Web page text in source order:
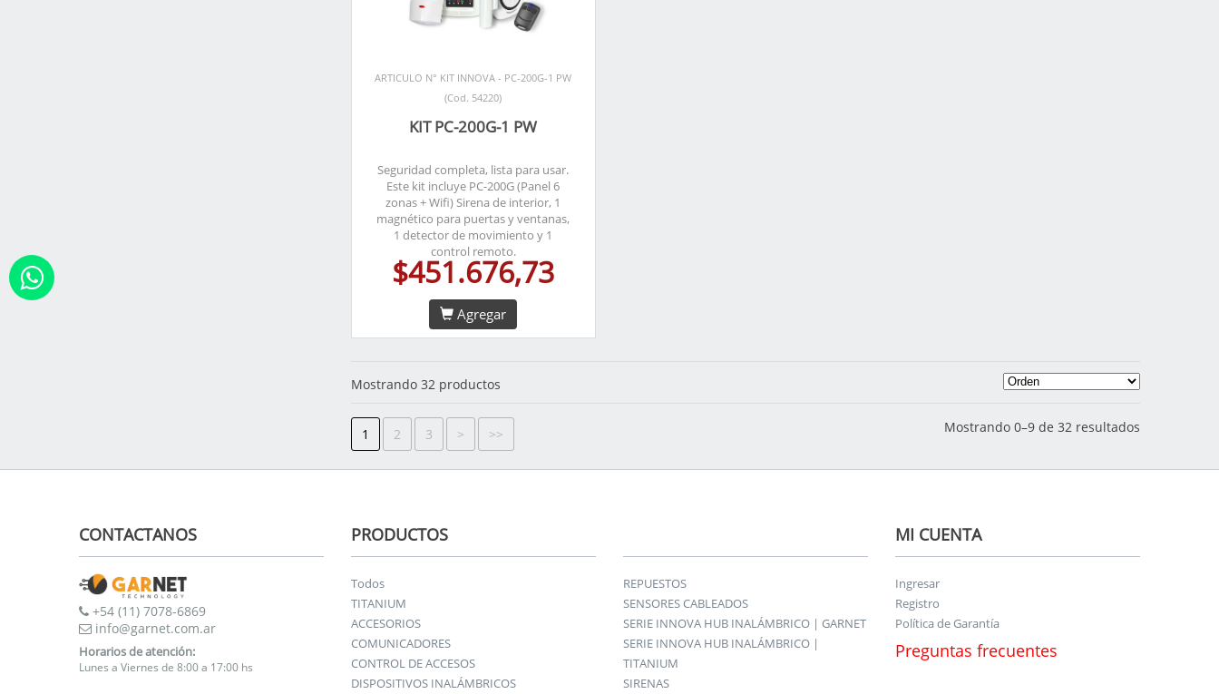
ARTICULO N° KIT INNOVA - PC-200G-1 PW
(Cod. 54220)
KIT PC-200G-1 PW
Seguridad completa, lista para usar.
Este kit incluye PC-200G (Panel 6
zonas + Wifi) Sirena de interior, 1
magnético para puertas y ventanas,
1 detector de movimiento y 1
control remoto.
$451.676,73
Agregar
Mostrando 32 productos
1 2 3 > >> Mostrando 0–9 de 32 resultados
CONTACTANOS
+54 (11) 7078-6869
info@garnet.com.ar
Horarios de atención:
Lunes a Viernes de 8:00 a 17:00 hs
PRODUCTOS
Todos
TITANIUM
ACCESORIOS
COMUNICADORES
CONTROL DE ACCESOS
DISPOSITIVOS INALÁMBRICOS
REPUESTOS
SENSORES CABLEADOS
SERIE INNOVA HUB INALÁMBRICO | GARNET
SERIE INNOVA HUB INALÁMBRICO |
TITANIUM
SIRENAS
MI CUENTA
Ingresar
Registro
Política de Garantía
Preguntas frecuentes